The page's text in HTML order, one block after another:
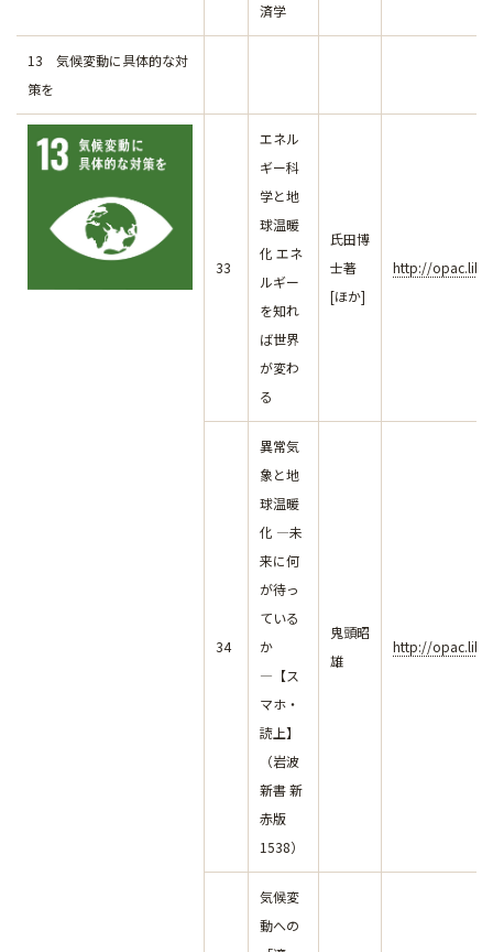
済学
13 気候変動に具体的な対
策を
33
エネル
ギー科
学と地
球温暖
化 エネ
ルギー
を知れ
ば世界
が変わ
る
氏田博
士著
[ほか]
http://
34
異常気
象と地
球温暖
化 ―未
来に何
が待っ
ている
か
―【ス
マホ・
読上】
（岩波
新書 新
赤版
1538）
鬼頭昭
雄
http://
気候変
動への